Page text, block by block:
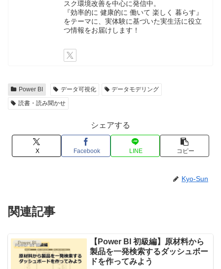
スク環境改善を中心に発信中。
『効率的に 健康的に 働いて 楽しく 暮らす』
をテーマに、実体験に基づいた実生活に役立
つ情報をお届けします！
Power BI データ可視化
データモデリング
読書・読み聞かせ
シェアする
X Facebook LINE コピー
Kyo-Sun
関連記事
Power BI
【Power BI 初級編】原材料から
製品を一発検索するダッシュボー
ドを作ってみよう